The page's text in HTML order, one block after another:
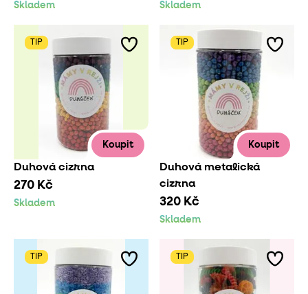
Skladem Skladem
TIP
Koupit
Duhová cizrna
270 Kč
Skladem
TIP
Koupit
Duhová metalická
cizrna
320 Kč
Skladem
TIP TIP